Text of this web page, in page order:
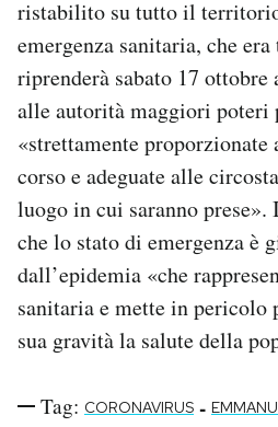
ristabilito su tutto il
emergenza sanitaria, che
riprenderà sabato 17 ottobre
alle autorità maggiori poteri
«strettamente
corso e adeguate alle
luogo in cui saranno prese».
che lo stato di emergenza è
dall’epidemia «che
sanitaria e mette in pericolo
sua gravità la salute della
Tag: CORONAVIRUS -